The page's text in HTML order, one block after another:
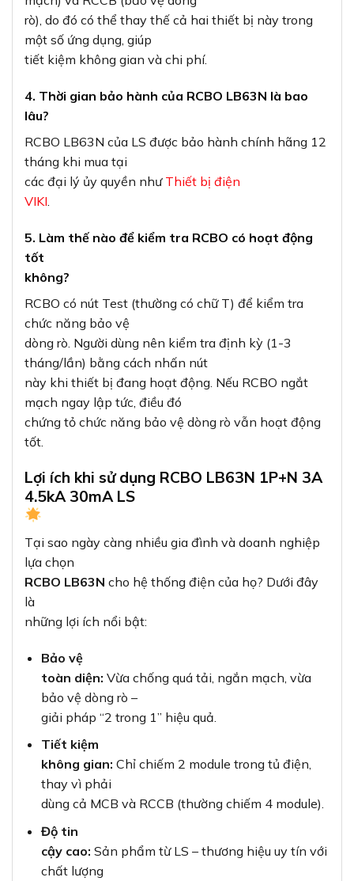
rò), do đó có thể thay thế cả hai thiết bị này trong
một số ứng dụng, giúp
tiết kiệm không gian và chi phí.
4. Thời gian bảo hành của RCBO LB63N là bao
lâu?
RCBO LB63N của LS được bảo hành chính hãng 12
tháng khi mua tại
các đại lý ủy quyền như Thiết bị điện
VIKI
5. Làm thế nào để kiểm tra RCBO có hoạt động
tốt
không?
RCBO có nút Test (thường có chữ T) để kiểm tra
chức năng bảo vệ
dòng rò. Người dùng nên kiểm tra định kỳ (1-3
tháng/lần) bằng cách nhấn nút
này khi thiết bị đang hoạt động. Nếu RCBO ngắt
mạch ngay lập tức, điều đó
chứng tỏ chức năng bảo vệ dòng rò vẫn hoạt động
tốt.
Lợi ích khi sử dụng RCBO LB63N 1P+N 3A
4.5kA 30mA LS
Tại sao ngày càng nhiều gia đình và doanh nghiệp
lựa chọn
RCBO LB63N cho hệ thống điện của họ? Dưới đây
là
những lợi ích nổi bật:
Bảo vệ
toàn diện: Vừa chống quá tải, ngắn mạch, vừa
bảo vệ dòng rò –
giải pháp “2 trong 1” hiệu quả.
Tiết kiệm
không gian: Chỉ chiếm 2 module trong tủ điện,
thay vì phải
dùng cả MCB và RCCB (thường chiếm 4 module).
Độ tin
cậy cao: Sản phẩm từ LS – thương hiệu uy tín với
chất lượng